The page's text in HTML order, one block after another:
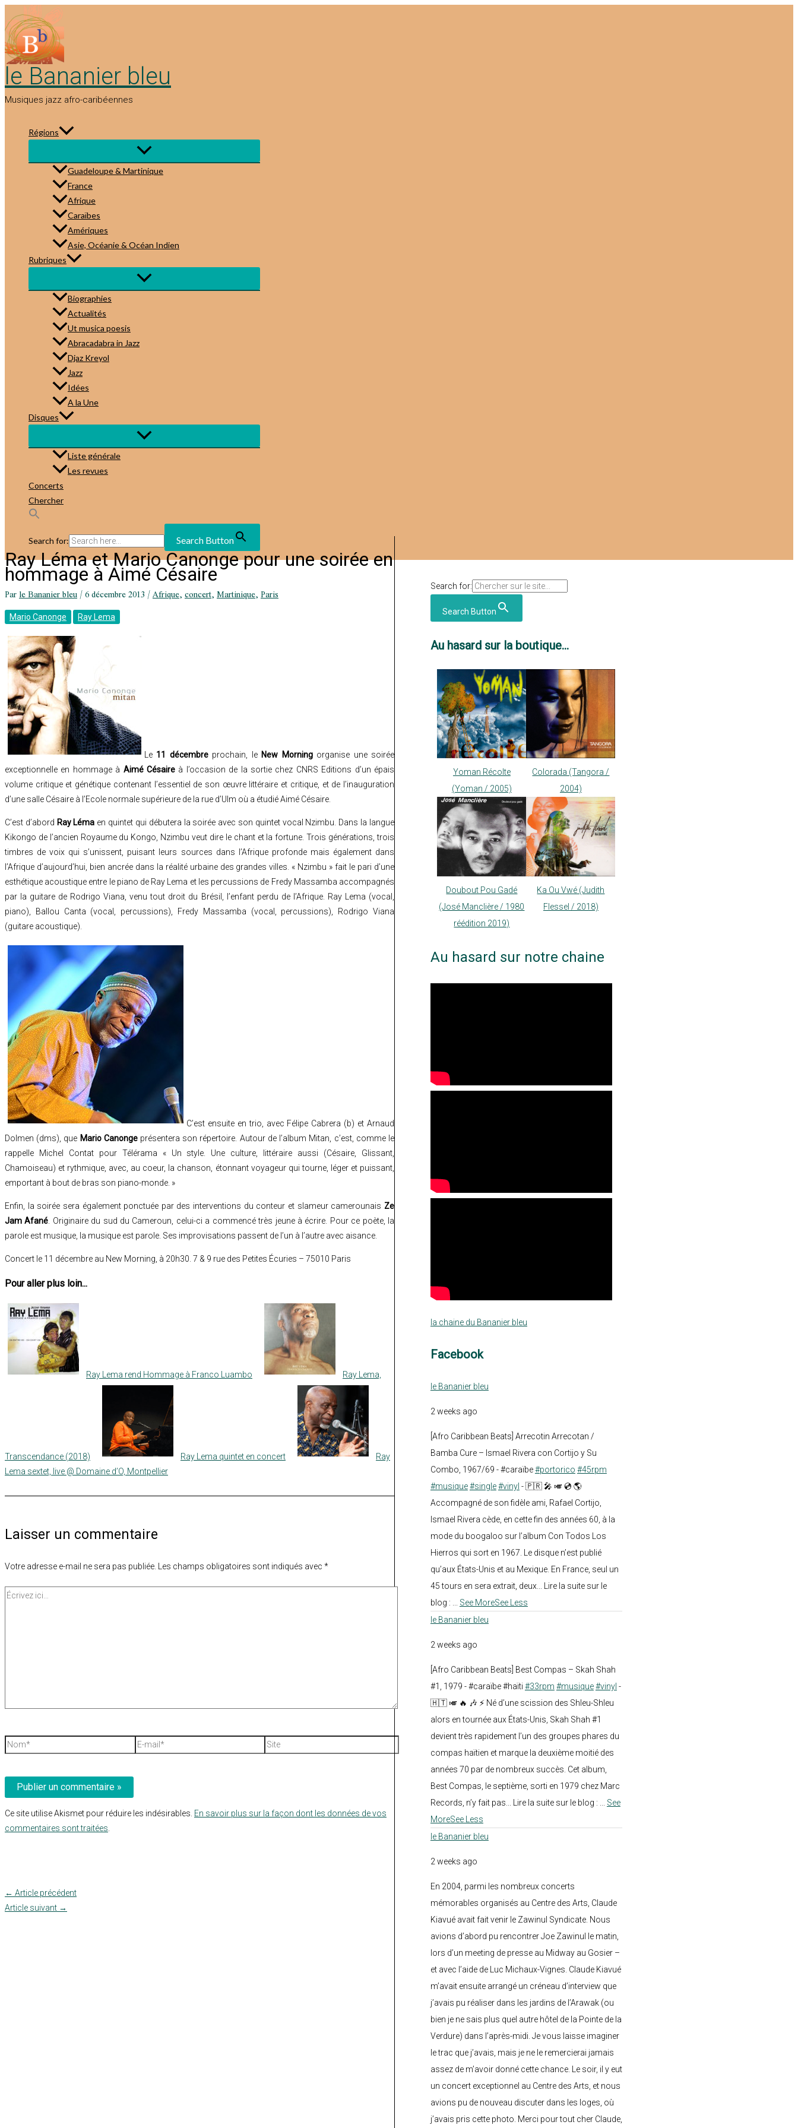
au
contenu
le Bananier bleu
Musiques jazz afro-caribéennes
Régions
Guadeloupe & Martinique
France
Afrique
Caraïbes
Amériques
Asie, Océanie & Océan Indien
Rubriques
Biographies
Actualités
Ut musica poesis
Abracadabra in Jazz
Djaz Kreyol
Jazz
Idées
A la Une
Disques
Liste générale
Les revues
Concerts
Chercher
Search for: Search Button
Ray Léma et Mario Canonge pour une soirée en
hommage à Aimé Césaire
Parle Bananier bleu/6 décembre 2013/Afrique,concert,Martinique,Paris
Mario Canonge Ray Lema
Le 11 décembreprochain, le New Morningorganise une soirée
exceptionnelle en hommage à Aimé Césaire à l’occasion de la sortie chez CNRS Editions d’un épais
volume critique et génétique contenant l’essentiel de son œuvre littéraire et critique, et de l’inauguration
d’une salle Césaire à l’Ecole normale supérieure de la rue d’Ulm où a étudié Aimé Césaire.
C’est d’abord Ray Léma en quintet qui débutera la soirée avec son quintet vocal Nzimbu. Dans la langue
Kikongo de l’ancien Royaume du Kongo, Nzimbu veut dire le chant et la fortune. Trois générations, trois
timbres de voix qui s’unissent, puisant leurs sources dans l’Afrique profonde mais également dans
l’Afrique d’aujourd’hui, bien ancrée dans la réalité urbaine des grandes villes. « Nzimbu » fait le pari d’une
esthétique acoustique entre le piano de Ray Lema et les percussions de Fredy Massamba accompagnés
par la guitare de Rodrigo Viana, venu tout droit du Brésil, l’enfant perdu de l’Afrique. Ray Lema (vocal,
piano), Ballou Canta (vocal, percussions), Fredy Massamba (vocal, percussions), Rodrigo Viana
(guitare acoustique).
C’est ensuite en trio, avec Félipe Cabrera (b) et Arnaud
Dolmen (dms), que Mario Canongeprésentera son répertoire. Autour de l’album Mitan, c’est, comme le
rappelle Michel Contat pour Télérama « Un style. Une culture, littéraire aussi (Césaire, Glissant,
Chamoiseau) et rythmique, avec, au coeur, la chanson, étonnant voyageur qui tourne, léger et puissant,
emportant à bout de bras son piano-monde. »
Enfin, la soirée sera également ponctuée par des interventions du conteur et slameur camerounais Ze
Jam Afané . Originaire du sud du Cameroun, celui-ci a commencé très jeune à écrire. Pour ce poète, la
parole est musique, la musique est parole. Ses improvisations passent de l’un à l’autre avec aisance.
Concert le 11 décembre au New Morning, à 20h30. 7 & 9 rue des Petites Écuries – 75010 Paris
Pour aller plus loin...
Ray Lema rend Hommage à Franco Luambo Ray Lema,
Transcendance (2018) Ray Lema quintet en concert
Ray
Lema sextet, live @ Domaine d’O, Montpellier
Laisser un commentaire
Votre adresse e-mail ne sera pas publiée. Les champs obligatoires sont indiqués avec *
Écrivez
Nom*
E-
mail*
Site
Ce site utilise Akismet pour réduire les indésirables. En savoir plus sur la façon dont les données de vos
commentaires sont traitées.
← Article précédent
Article suivant →
Search for:
Search Button
Au hasard sur la boutique...
Yoman Récolte
(Yoman / 2005)
Colorada (Tangora /
2004)
Doubout Pou Gadé
(José Manclière / 1980
réédition 2019)
Ka Ou Vwé (Judith
Flessel / 2018)
Au hasard sur notre chaine
la chaine du Bananier bleu
Facebook
le Bananier bleu
2 weeks ago
[Afro Caribbean Beats] Arrecotin Arrecotan /
Bamba Cure – Ismael Rivera con Cortijo y Su
Combo, 1967/69 - #caraïbe#portorico #45rpm
#musique#single#vinyl - 🇵🇷 🎤 🎺 💿 🌎
Accompagné de son fidèle ami, Rafael Cortijo,
Ismael Rivera cède, en cette fin des années 60, à la
mode du boogaloo sur l’album Con Todos Los
Hierros qui sort en 1967. Le disque n’est publié
qu’aux États-Unis et au Mexique. En France, seul un
45 tours en sera extrait, deux... Lire la suite sur le
blog :
See MoreSee Less
le Bananier bleu
2 weeks ago
[Afro Caribbean Beats] Best Compas – Skah Shah
#1, 1979 - #caraïbe #haïti #33rpm #musique#vinyl -
🇭🇹 🎺 🔥 🎶 ⚡ Né d’une scission des Shleu-Shleu
alors en tournée aux États-Unis, Skah Shah #1
devient très rapidement l’un des groupes phares du
compas haïtien et marque la deuxième moitié des
années 70 par de nombreux succès. Cet album,
Best Compas, le septième, sorti en 1979 chez Marc
Records, n’y fait pas... Lire la suite sur le blog :
See
MoreSee Less
le Bananier bleu
2 weeks ago
En 2004, parmi les nombreux concerts
mémorables organisés au Centre des Arts, Claude
Kiavué avait fait venir le Zawinul Syndicate. Nous
avions d’abord pu rencontrer Joe Zawinul le matin,
lors d’un meeting de presse au Midway au Gosier –
et avec l’aide de Luc Michaux-Vignes. Claude Kiavué
m’avait ensuite arrangé un créneau d’interview que
j’avais pu réaliser dans les jardins de l’Arawak (ou
bien je ne sais plus quel autre hôtel de la Pointe de la
Verdure) dans l’après-midi. Je vous laisse imaginer
le trac que j’avais, mais je ne le remercierai jamais
assez de m’avoir donné cette chance. Le soir, il y eut
un concert exceptionnel au Centre des Arts, et nous
avions pu de nouveau discuter dans les loges, où
j’avais pris cette photo. Merci pour tout cher Claude,